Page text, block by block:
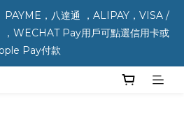
PAYME，八達通 ，ALIPAY，VISA /
WECHAT Pay用戶可點選信用卡或
Pay付款